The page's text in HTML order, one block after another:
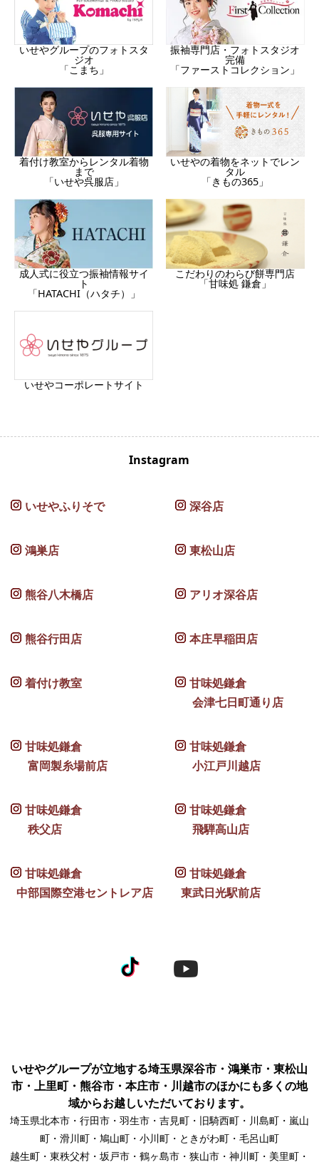
いせやグループのフォトスタ
ジオ
「こまち」
振袖専門店・フォトスタジオ
完備
「ファーストコレクション」
着付け教室からレンタル着物
まで
「いせや呉服店」
いせやの着物をネットでレン
タル
「きもの365」
成人式に役立つ振袖情報サイ
ト
「HATACHI（ハタチ）」
こだわりのわらび餅専門店
「甘味処 鎌倉」
いせやコーポレートサイト
Instagram
いせやふりそで 深谷店
鴻巣店 東松山店
熊谷八木橋店 アリオ深谷店
熊谷行田店 本庄早稲田店
着付け教室
甘味処鎌倉
会津七日町通り店
甘味処鎌倉
富岡製糸場前店
甘味処鎌倉
小江戸川越店
甘味処鎌倉
秩父店
甘味処鎌倉
飛騨高山店
甘味処鎌倉
中部国際空港セントレア店
甘味処鎌倉
東武日光駅前店
いせやグループが立地する埼玉県深谷市・鴻巣市・東松山
市・上里町・熊谷市・本庄市・川越市のほかにも多くの地
域からお越しいただいております。
埼玉県北本市・行田市・羽生市・吉見町・旧騎西町・川島町・嵐山
町・滑川町・鳩山町・小川町・ときがわ町・毛呂山町
越生町・東秩父村・坂戸市・鶴ヶ島市・狭山市・神川町・美里町・